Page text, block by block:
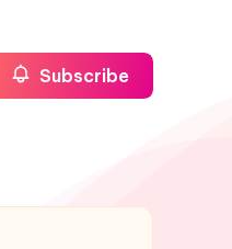
Subscribe